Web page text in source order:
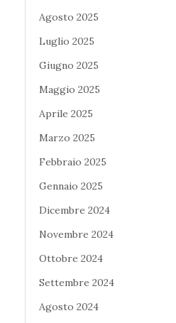
Agosto 2025
Luglio 2025
Giugno 2025
Maggio 2025
Aprile 2025
Marzo 2025
Febbraio 2025
Gennaio 2025
Dicembre 2024
Novembre 2024
Ottobre 2024
Settembre 2024
Agosto 2024